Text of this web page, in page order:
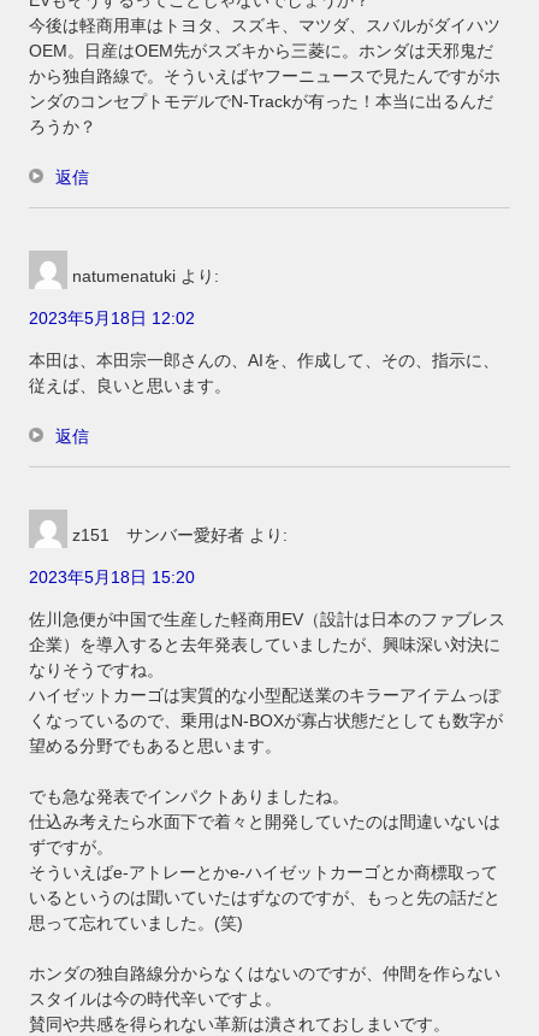
今後は軽商用車はトヨタ、スズキ、マツダ、スバルがダイハツ
OEM。日産はOEM先がスズキから三菱に。ホンダは天邪鬼だ
から独自路線で。そういえばヤフーニュースで見たんですがホ
ンダのコンセプトモデルでN-Trackが有った！本当に出るんだ
ろうか？
返信
natumenatuki より:
2023年5月18日 12:02
本田は、本田宗一郎さんの、AIを、作成して、その、指示に、
従えば、良いと思います。
返信
z151 サンバー愛好者 より:
2023年5月18日 15:20
佐川急便が中国で生産した軽商用EV（設計は日本のファブレス
企業）を導入すると去年発表していましたが、興味深い対決に
なりそうですね。
ハイゼットカーゴは実質的な小型配送業のキラーアイテムっぽ
くなっているので、乗用はN-BOXが寡占状態だとしても数字が
望める分野でもあると思います。
でも急な発表でインパクトありましたね。
仕込み考えたら水面下で着々と開発していたのは間違いないは
ずですが。
そういえばe-アトレーとかe-ハイゼットカーゴとか商標取って
いるというのは聞いていたはずなのですが、もっと先の話だと
思って忘れていました。(笑)
ホンダの独自路線分からなくはないのですが、仲間を作らない
スタイルは今の時代辛いですよ。
賛同や共感を得られない革新は潰されておしまいです。